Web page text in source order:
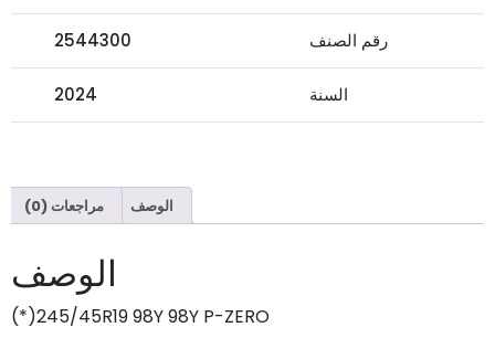
رقم الصنف 2544300
السنة 2024
الوصف مراجعات (0)
الوصف
245/45R19 98Y 98Y P-ZERO(*)